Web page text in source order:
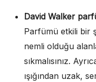
David Walker
Parfümü etkili bir
nemli olduğu
sıkmalısınız.
ışığından uzak,